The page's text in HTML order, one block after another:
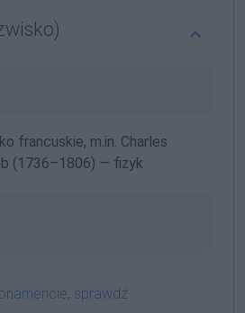
francuskie, m.in. Charles
(1736–1806) — fizyk
sprawdź